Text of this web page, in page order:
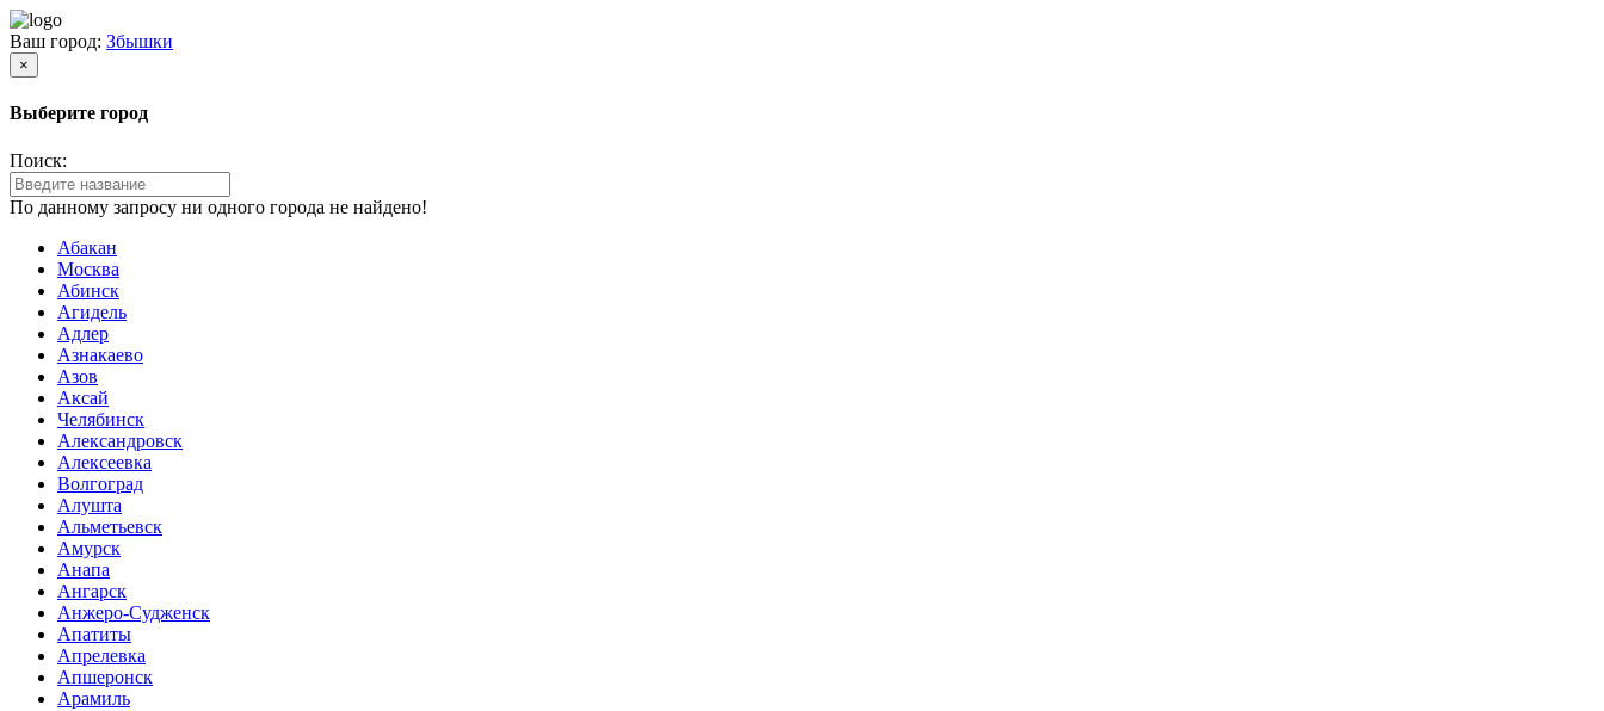
Ваш город: Збышки
×
Выберите город
Поиск:
По данному запросу ни одного города не найдено!
Абакан
Москва
Абинск
Агидель
Адлер
Азнакаево
Азов
Аксай
Челябинск
Александровск
Алексеевка
Волгоград
Алушта
Альметьевск
Амурск
Анапа
Ангарск
Анжеро-Судженск
Апатиты
Апрелевка
Апшеронск
Арамиль